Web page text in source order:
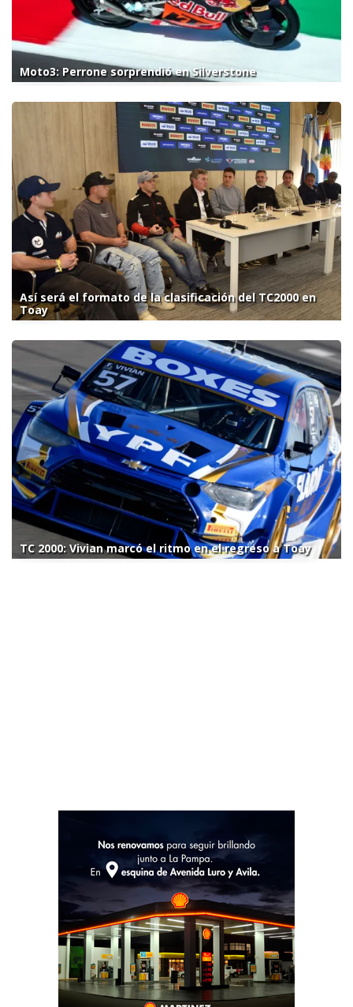
Moto3: Perrone sorprendió en Silverstone
Así será el formato de la clasificación del TC2000 en
Toay
TC 2000: Vivian marcó el ritmo en el regreso a Toay